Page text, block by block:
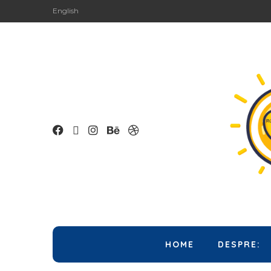
English
HOME DESPRE: